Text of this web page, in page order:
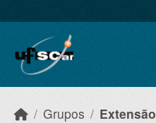
Grupos Extensão